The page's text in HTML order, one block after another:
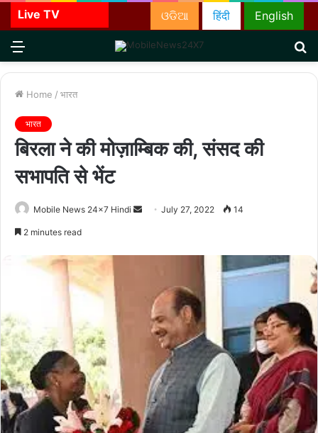
Live TV English
हिंदी
ଓଡିଆ
Menu
Home / भारत
भारत
बिरला ने की मोज़ाम्बिक की, संसद की
सभापति से भेंट
Mobile News 24x7 Hindi
SendJuly 27, 2022 14
2 minutes read